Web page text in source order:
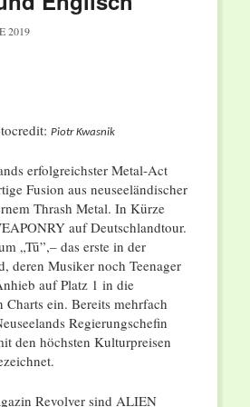
2019
Piotr Kwasnik
erfolgreichster Metal-Act
Fusion aus neuseeländischer
Thrash Metal. In Kürze
auf Deutschlandtour.
„Tū”,– das erste in der
deren Musiker noch Teenager
auf Platz 1 in die
Charts ein. Bereits mehrfach
Regierungschefin
den höchsten Kulturpreisen
Revolver sind ALIEN